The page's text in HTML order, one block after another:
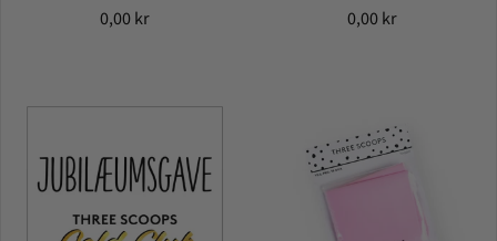
0,00 kr 0,00 kr